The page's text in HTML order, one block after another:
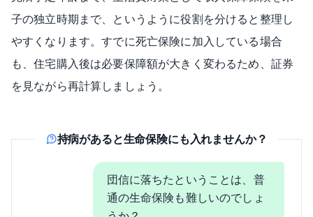
子の独立時期まで、というように役割を分けると整理し
やすくなります。すでに死亡保険に加入している場合
も、住宅購入後は必要保障額が大きく変わるため、証券
を見ながら再計算しましょう。
持病があると生命保険にも入れませんか？
団信に落ちたということは、普
通の生命保険も難しいのでしょ